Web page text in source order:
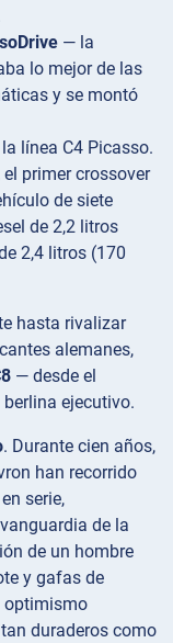
— la
lo mejor de las
y se montó
línea C4 Picasso.
el primer crossover
de siete
de 2,2 litros
2,4 litros (170
hasta rivalizar
alemanes,
— desde el
ejecutivo.
. Durante cien años,
han recorrido
serie,
de la
de un hombre
y gafas de
optimismo
duraderos como